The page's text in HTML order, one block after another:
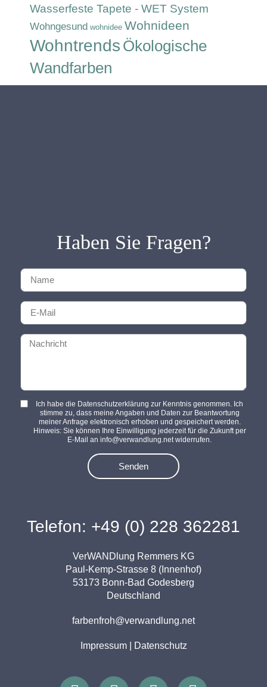
Wasserfeste Tapete - WET System
Wohngesund wohnidee Wohnideen
Wohntrends Ökologische
Wandfarben
Haben Sie Fragen?
Ich habe die Datenschutzerklärung zur Kenntnis genommen. Ich
stimme zu, dass meine Angaben und Daten zur Beantwortung
meiner Anfrage elektronisch erhoben und gespeichert werden.
Hinweis: Sie können Ihre Einwilligung jederzeit für die Zukunft per
E-Mail an info@verwandlung.net widerrufen.
Senden
Telefon: +49 (0) 228 362281
VerWANDlung Remmers KG
Paul-Kemp-Strasse 8 (Innenhof)
53173 Bonn-Bad Godesberg
Deutschland
farbenfroh@verwandlung.net
Impressum| Datenschutz